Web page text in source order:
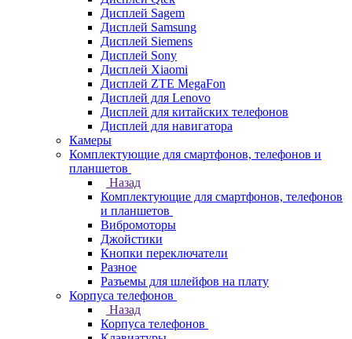
Дисплей Sagem
Дисплей Samsung
Дисплей Siemens
Дисплей Sony
Дисплей Xiaomi
Дисплей ZTE MegaFon
Дисплей для Lenovo
Дисплей для китайских телефонов
Дисплей для навигатора
Камеры
Комплектующие для смартфонов, телефонов и
планшетов
Назад
Комплектующие для смартфонов, телефонов
и планшетов
Вибромоторы
Джойстики
Кнопки переключатели
Разное
Разъемы для шлейфов на плату
Корпуса телефонов
Назад
Корпуса телефонов